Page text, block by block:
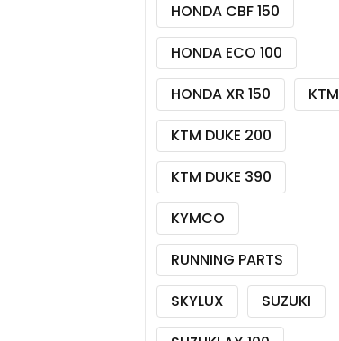
HONDA CBF 150
HONDA ECO 100
HONDA XR 150
KTM
KTM DUKE 200
KTM DUKE 390
KYMCO
RUNNING PARTS
SKYLUX
SUZUKI